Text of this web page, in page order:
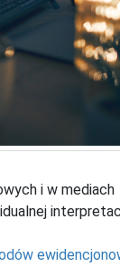
i w mediach